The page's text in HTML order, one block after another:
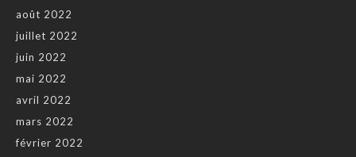
août 2022
juillet 2022
juin 2022
mai 2022
avril 2022
mars 2022
février 2022